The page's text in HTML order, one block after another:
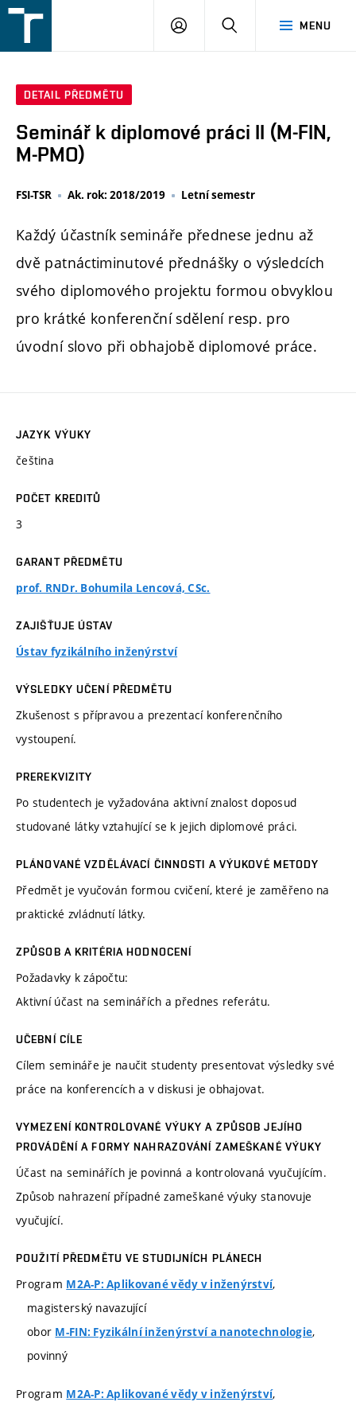
v
MENU
PŘIHLÁŠENÍ
DETAIL PŘEDMĚTU
Seminář k diplomové práci II (M-FIN,
M-PMO)
FSI-TSR Ak. rok: 2018/2019 Letní semestr
Každý účastník semináře přednese jednu až
dvě patnáctiminutové přednášky o výsledcích
svého diplomového projektu formou obvyklou
pro krátké konferenční sdělení resp. pro
úvodní slovo při obhajobě diplomové práce.
JAZYK VÝUKY
čeština
POČET KREDITŮ
3
GARANT PŘEDMĚTU
prof. RNDr. Bohumila Lencová, CSc.
ZAJIŠŤUJE ÚSTAV
Ústav fyzikálního inženýrství
VÝSLEDKY UČENÍ PŘEDMĚTU
Zkušenost s přípravou a prezentací konferenčního
vystoupení.
PREREKVIZITY
Po studentech je vyžadována aktivní znalost doposud
studované látky vztahující se k jejich diplomové práci.
PLÁNOVANÉ VZDĚLÁVACÍ ČINNOSTI A VÝUKOVÉ METODY
Předmět je vyučován formou cvičení, které je zaměřeno na
praktické zvládnutí látky.
ZPŮSOB A KRITÉRIA HODNOCENÍ
Požadavky k zápočtu:
Aktivní účast na seminářích a přednes referátu.
UČEBNÍ CÍLE
Cílem semináře je naučit studenty presentovat výsledky své
práce na konferencích a v diskusi je obhajovat.
VYMEZENÍ KONTROLOVANÉ VÝUKY A ZPŮSOB JEJÍHO
PROVÁDĚNÍ A FORMY NAHRAZOVÁNÍ ZAMEŠKANÉ VÝUKY
Účast na seminářích je povinná a kontrolovaná vyučujícím.
Způsob nahrazení případné zameškané výuky stanovuje
vyučující.
POUŽITÍ PŘEDMĚTU VE STUDIJNÍCH PLÁNECH
Program M2A-P: Aplikované vědy v inženýrství,
magisterský navazující
obor M-FIN: Fyzikální inženýrství a nanotechnologie,
povinný
Program M2A-P: Aplikované vědy v inženýrství,